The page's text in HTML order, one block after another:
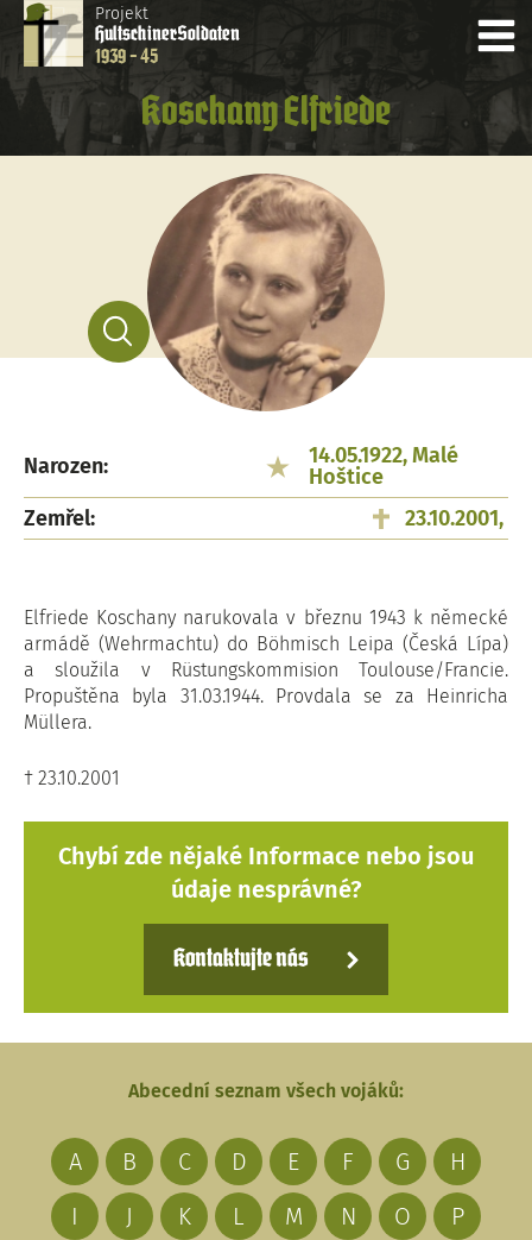
Projekt
HultschinerSoldaten
1939 - 45
Koschany Elfriede
Narozen:
14.05.1922, Malé
Hoštice
Zemřel:
23.10.2001,
Elfriede Koschany narukovala v březnu 1943 k německé
armádě (Wehrmachtu) do Böhmisch Leipa (Česká Lípa)
a sloužila v Rüstungskommision Toulouse/Francie.
Propuštěna byla 31.03.1944. Provdala se za Heinricha
Müllera.
† 23.10.2001
Chybí zde nějaké Informace nebo jsou
údaje nesprávné?
Kontaktujte nás
Abecední seznam všech vojáků:
A B C D E F G
H
I
J K L M N O
P